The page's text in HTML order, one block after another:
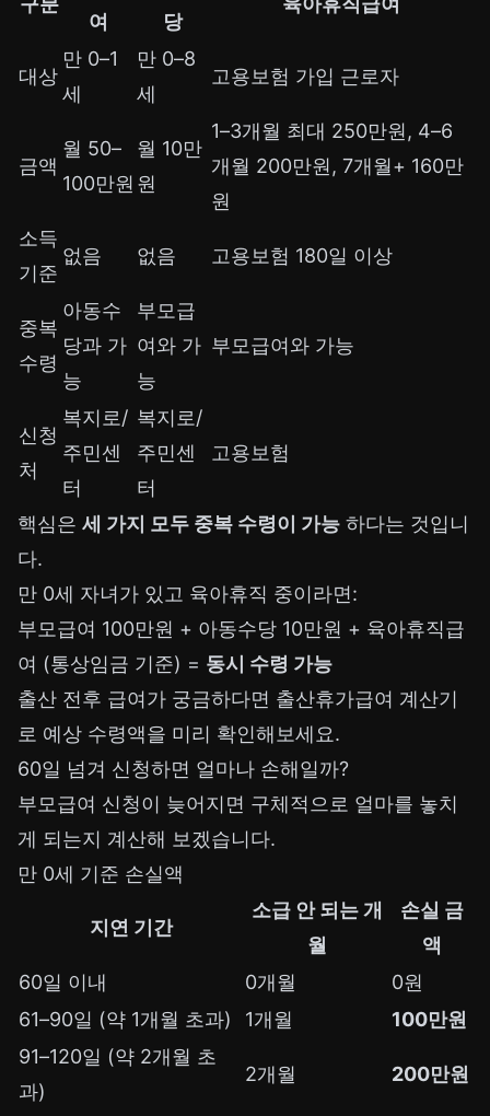
여
당
대상
만 0–1
세
만 0–8
세
고용보험 가입 근로자
금액
월 50–
100만원
월 10만
원
1–3개월 최대 250만원, 4–6
개월 200만원, 7개월+ 160만
원
소득
기준
없음 없음 고용보험 180일 이상
중복
수령
아동수
당과 가
능
부모급
여와 가
능
부모급여와 가능
신청
처
복지로/
주민센
터
복지로/
주민센
터
고용보험
핵심은 세 가지 모두 중복 수령이 가능 하다는 것입니
다.
만 0세 자녀가 있고 육아휴직 중이라면:
부모급여 100만원 + 아동수당 10만원 + 육아휴직급
여 (통상임금 기준) = 동시 수령 가능
출산 전후 급여가 궁금하다면 출산휴가급여 계산기
로 예상 수령액을 미리 확인해보세요.
60일 넘겨 신청하면 얼마나 손해일까?
부모급여 신청이 늦어지면 구체적으로 얼마를 놓치
게 되는지 계산해 보겠습니다.
만 0세 기준 손실액
지연 기간
소급 안 되는 개
월
손실 금
액
60일 이내
0개월
0원
61–90일 (약 1개월 초과)
1개월
100만원
91–120일 (약 2개월 초
과)
2개월 200만원